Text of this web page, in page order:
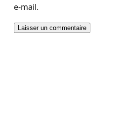
e-mail.